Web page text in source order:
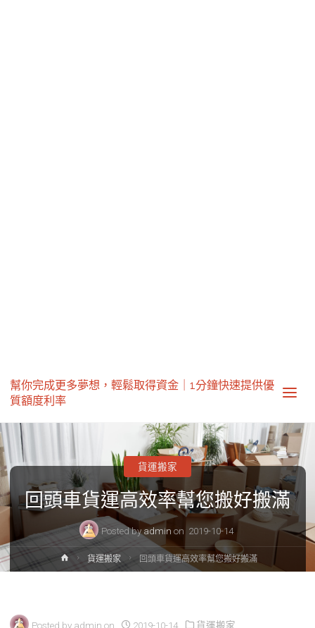
幫你完成更多夢想，輕鬆取得資金｜1分鐘快速提供優
質額度利率‎
回頭車貨運高效率幫您搬好搬滿
Posted byadmin on 2019-10-14
貨運搬家
Home貨運搬家 回頭車貨運高效率幫您搬好搬滿
Posted by admin on 2019-10-14 貨運搬家